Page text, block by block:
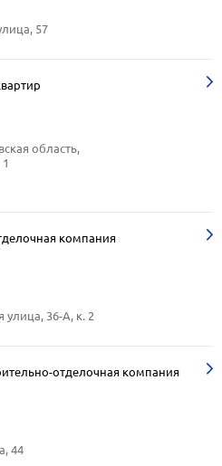
57
область,
компания
36-А, к. 2
отделочная компания
44